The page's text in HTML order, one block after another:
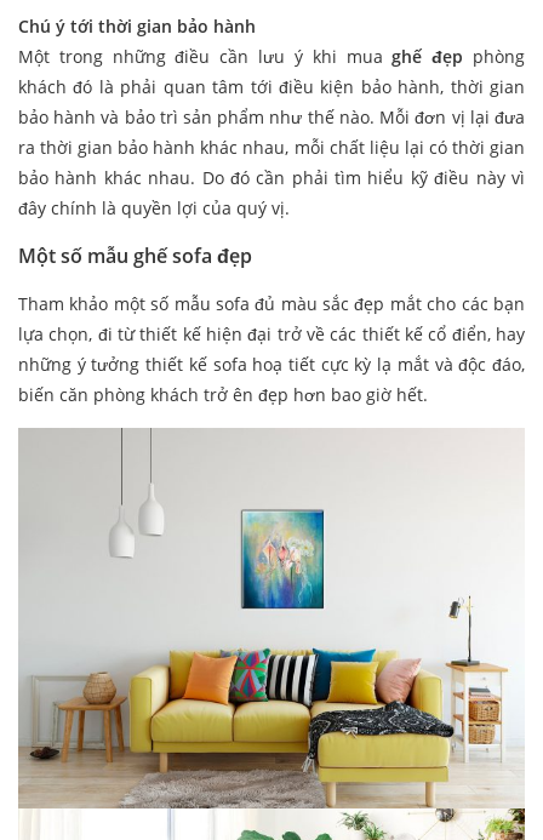
Chú ý tới thời gian bảo hành
Một trong những điều cần lưu ý khi muaghế đẹp phòng
khách đó là phải quan tâm tới điều kiện bảo hành, thời gian
bảo hành và bảo trì sản phẩm như thế nào. Mỗi đơn vị lại đưa
ra thời gian bảo hành khác nhau, mỗi chất liệu lại có thời gian
bảo hành khác nhau. Do đó cần phải tìm hiểu kỹ điều này vì
đây chính là quyền lợi của quý vị.
Một số mẫu ghế sofa đẹp
Tham khảo một số mẫu sofa đủ màu sắc đẹp mắt cho các bạn
lựa chọn, đi từ thiết kế hiện đại trở về các thiết kế cổ điển, hay
những ý tưởng thiết kế sofa hoạ tiết cực kỳ lạ mắt và độc đáo,
biến căn phòng khách trở ên đẹp hơn bao giờ hết.